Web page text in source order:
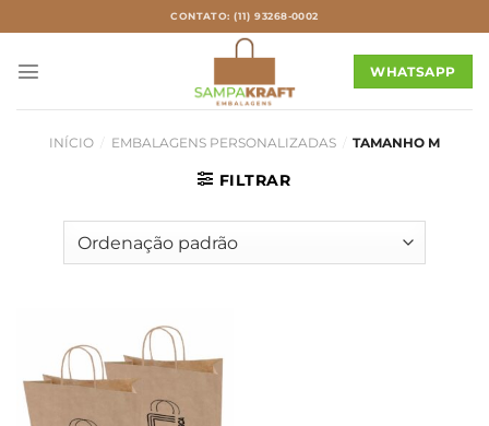
to
content
CONTATO: (11) 93268-0002
WHATSAPP
INÍCIO EMBALAGENS PERSONALIZADAS TAMANHO M
FILTRAR